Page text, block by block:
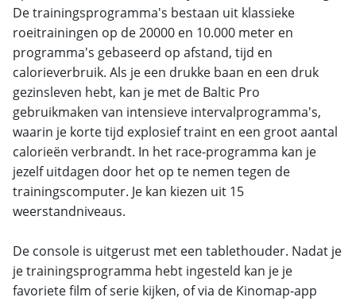
De trainingsprogramma's bestaan uit klassieke
roeitrainingen op de 20000 en 10.000 meter en
programma's gebaseerd op afstand, tijd en
calorieverbruik. Als je een drukke baan en een druk
gezinsleven hebt, kan je met de Baltic Pro
gebruikmaken van intensieve intervalprogramma's,
waarin je korte tijd explosief traint en een groot aantal
calorieën verbrandt. In het race-programma kan je
jezelf uitdagen door het op te nemen tegen de
trainingscomputer. Je kan kiezen uit 15
weerstandniveaus.
De console is uitgerust met een tablethouder. Nadat je
je trainingsprogramma hebt ingesteld kan je je
favoriete film of serie kijken, of via de Kinomap-app